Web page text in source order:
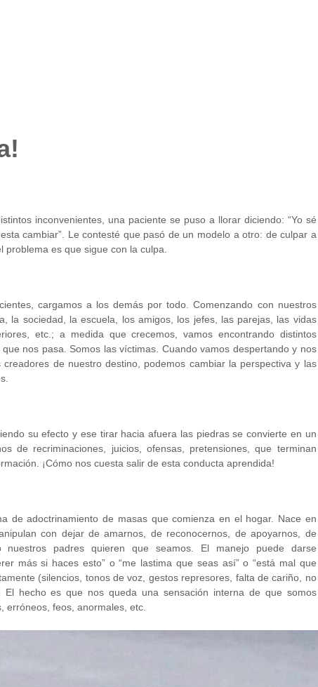
inconvenientes, una paciente se puso a llorar diciendo: “Yo sé
cambiar”. Le contesté que pasó de un modelo a otro: de culpar a
es que sigue con la culpa.
cargamos a los demás por todo. Comenzando con nuestros
la sociedad, la escuela, los amigos, los jefes, las parejas, las vidas
etc.; a medida que crecemos, vamos encontrando distintos
nos pasa. Somos las víctimas. Cuando vamos despertando y nos
de nuestro destino, podemos cambiar la perspectiva y las
su efecto y ese tirar hacia afuera las piedras se convierte en un
de recriminaciones, juicios, ofensas, pretensiones, que terminan
¡Cómo nos cuesta salir de esta conducta aprendida!
de adoctrinamiento de masas que comienza en el hogar. Nace en
con dejar de amarnos, de reconocernos, de apoyarnos, de
padres quieren que seamos. El manejo puede darse
más si haces esto” o “me lastima que seas así” o “está mal que
(silencios, tonos de voz, gestos represores, falta de cariño, no
El hecho es que nos queda una sensación interna de que somos
erróneos, feos, anormales, etc.